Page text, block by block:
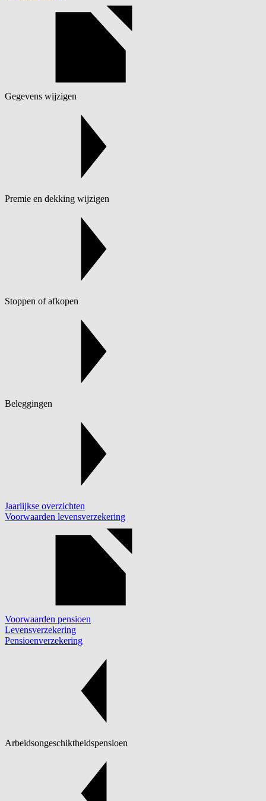
Gegevens wijzigen
Premie en dekking wijzigen
Stoppen of afkopen
Beleggingen
Jaarlijkse overzichten
Voorwaarden levensverzekering
Voorwaarden pensioen
Levensverzekering
Pensioenverzekering
Arbeidsongeschiktheidspensioen